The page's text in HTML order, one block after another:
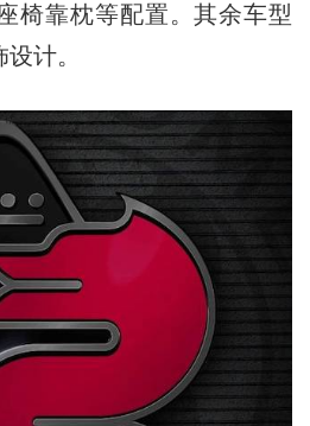
椅靠枕等配置。其余车型
计。